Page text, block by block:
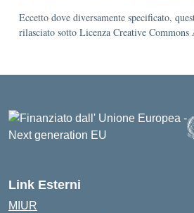
Eccetto dove diversamente specificato,
rilasciato sotto Licenza Creative
Link Esterni
MIUR